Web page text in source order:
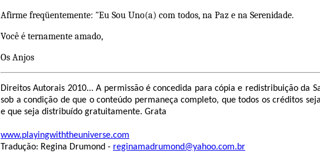
Afirme freqüentemente: "Eu Sou Uno(a) com todos, na Paz e na Serenidade.
Você é ternamente amado,
Os Anjos
Direitos Autorais 2010... A permissão é concedida para cópia e redistribuição da
sob a condição de que o conteúdo permaneça completo, que todos os créditos
e que seja distribuído gratuitamente. Grata
www.playingwiththeuniverse.com
Tradução: Regina Drumond - reginamadrumond@yahoo.com.br